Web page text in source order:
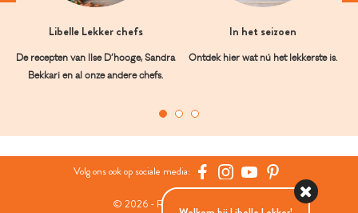
Libelle Lekker chefs
De recepten van Ilse D’hooge, Sandra
Bekkari en al onze andere chefs.
In het seizoen
Ontdek hier wat nú het lekkerste is.
Volg ons ook op sociale media:
© 2026 - Roularta Media Group